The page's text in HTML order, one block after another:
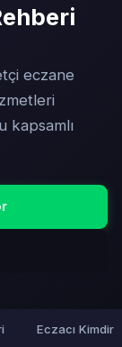
eczane
kapsamlı
Eczacı Kimdir